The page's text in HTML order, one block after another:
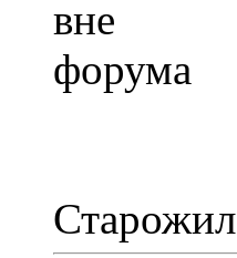
Старожил